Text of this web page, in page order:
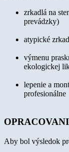
zrkadlá na
prevádzky)
atypické
výmenu
ekologickej
lepenie a
profesionálne
Aby bol výsledok